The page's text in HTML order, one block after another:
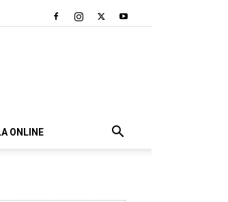
ONLINE